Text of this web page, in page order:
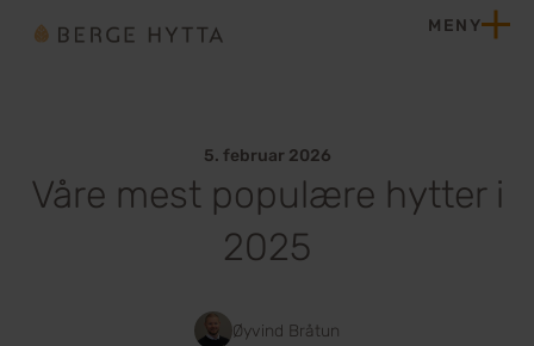
MENY
5. februar 2026
Våre mest populære hytter i
2025
Øyvind Bråtun